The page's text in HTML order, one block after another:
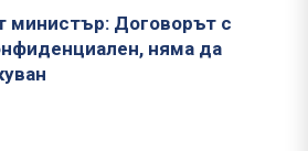
министър: Договорът с
няма да